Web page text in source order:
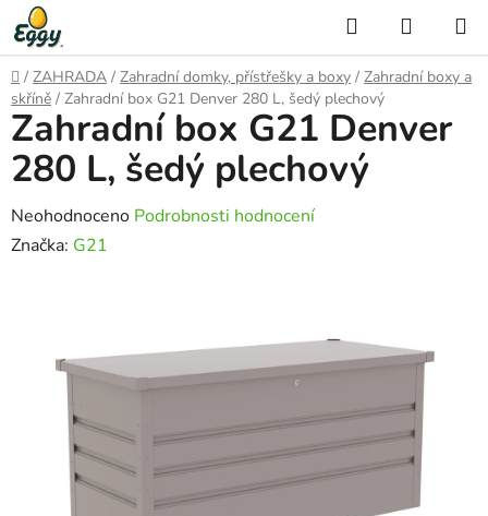
Přejít
na
obsah
Hledat
KOŠÍK
Domů
/ ZAHRADA / Zahradní domky, přístřešky a boxy / Zahradní boxy a
skříně / Zahradní box G21 Denver 280 L, šedý plechový
Zahradní box G21 Denver
280 L, šedý plechový
Průměrné
hodnocení
hvězdiček.
Neohodnoceno Podrobnosti hodnocení
Značka: G21